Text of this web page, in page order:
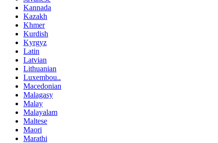
Kannada
Kazakh
Khmer
Kurdish
Kyrgyz
Latin
Latvian
Lithuanian
Luxembou..
Macedonian
Malagasy
Malay
Malayalam
Maltese
Maori
Marathi